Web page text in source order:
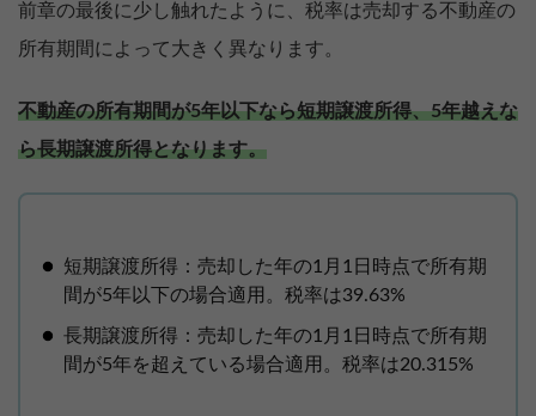
前章の最後に少し触れたように、税率は売却する不動産の
所有期間によって大きく異なります。
不動産の所有期間が5年以下なら短期譲渡所得、5年越えな
ら長期譲渡所得となります。
短期譲渡所得：売却した年の1月1日時点で所有期
間が5年以下の場合適用。税率は39.63%
長期譲渡所得：売却した年の1月1日時点で所有期
間が5年を超えている場合適用。税率は20.315%